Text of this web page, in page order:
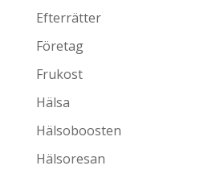
Efterrätter
Företag
Frukost
Hälsa
Hälsoboosten
Hälsoresan